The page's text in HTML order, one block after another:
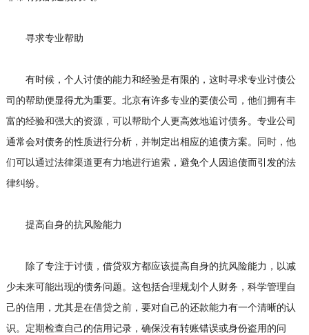
寻求专业帮助
有时候，个人讨债的能力和经验是有限的，这时寻求专业讨债公
司 的帮助便显得尤为重要。北京有许多专业的要债公司，他们拥有丰
富的经验和强大的资源，可以帮助个人更高效地追讨债务。专业公司
通常会对债务的性质进行分析，并制定出相应的追债方案。同时，他
们可以通过法律渠道更有力地进行追索，避免个人因追债而引发的法
律纠纷。
提高自身的抗风险能力
除了专注于讨债，借贷双方都应该提高自身的抗风险能力，以减
少未来可能出现的债务问题。这包括合理规划个人财务，科学管理自
己的信用，尤其是在借贷之前，要对自己的还款能力有一个清晰的认
识。定期检查自己的信用记录，确保没有转账错误或身份盗用的问